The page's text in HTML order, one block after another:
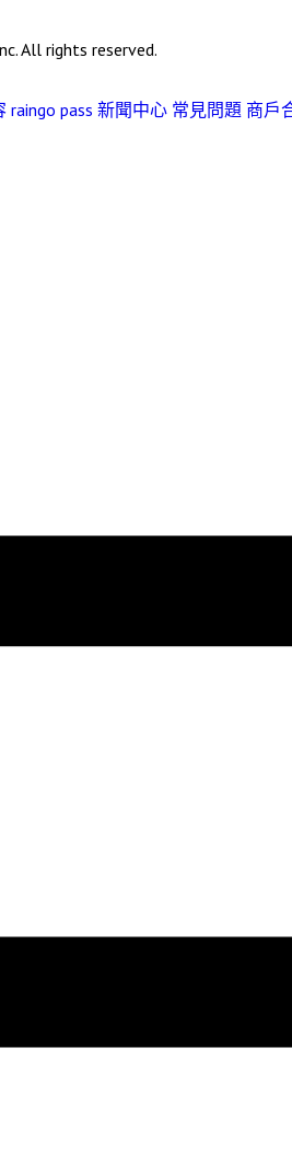
All rights reserved.
raingo pass 新聞中心 常見問題 商戶